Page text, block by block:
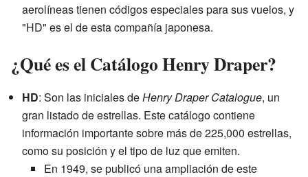
aerolíneas tienen códigos especiales para sus vuelos, y
"HD" es el de esta compañía japonesa.
¿Qué es el Catálogo Henry Draper?
HD: Son las iniciales deHenry Draper Catalogue, un
gran listado de estrellas. Este catálogo contiene
información importante sobre más de 225,000 estrellas,
como su posición y el tipo de luz que emiten.
En 1949, se publicó una ampliación de este